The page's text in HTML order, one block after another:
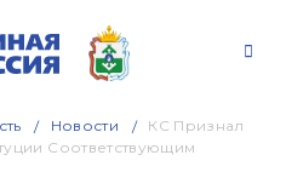
Новости
КС Признал
Соответствующим